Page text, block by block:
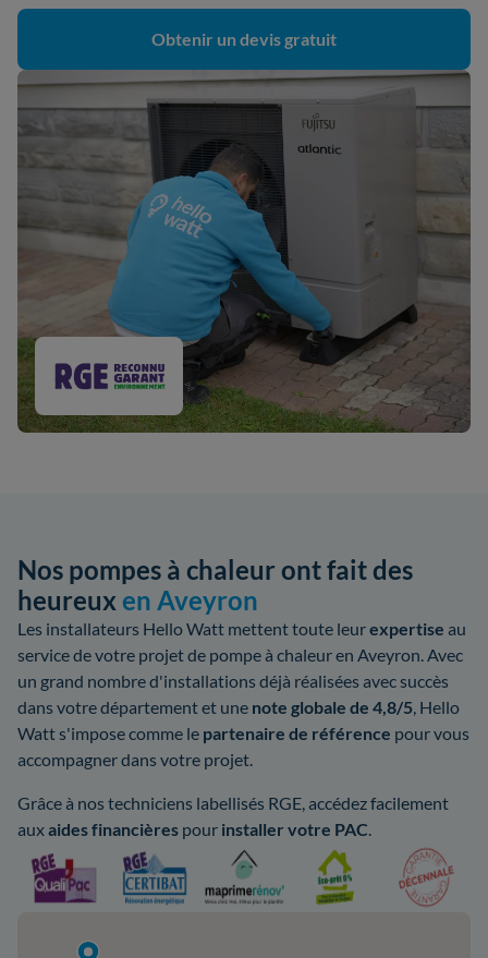
Obtenir un devis gratuit
Nos pompes à chaleur ont fait des
heureux en Aveyron
Les installateurs Hello Watt mettent toute leurexpertise au
service de votre projet de pompe à chaleur en Aveyron. Avec
un grand nombre d'installations déjà réalisées avec succès
dans votre département et une note globale de 4,8/5, Hello
Watt s'impose comme le partenaire de référence pour vous
accompagner dans votre projet.
Grâce à nos techniciens labellisés RGE, accédez facilement
auxaidesfinancières pour installer votre PAC.